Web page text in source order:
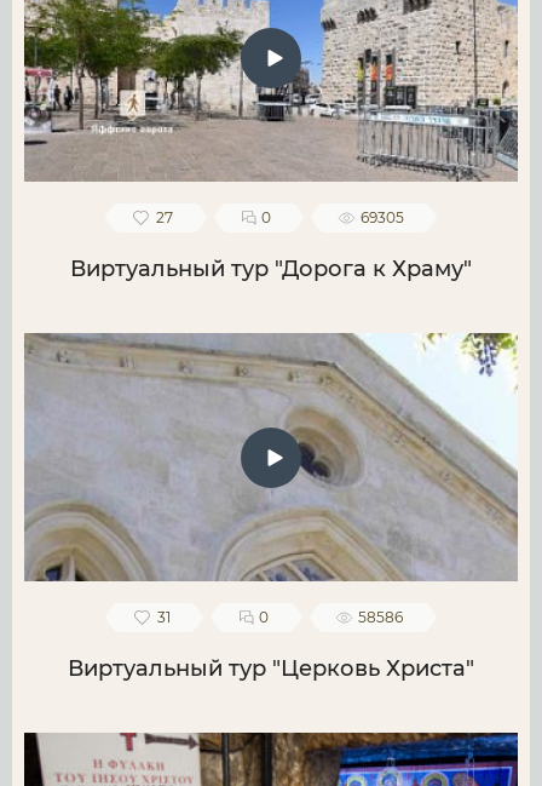
27 0 69305
Виртуальный тур "Дорога к Храму"
31 0 58586
Виртуальный тур "Церковь Христа"